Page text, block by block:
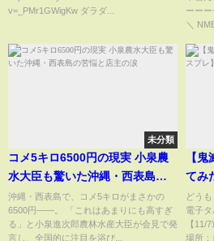
v=_PMr1GWigKw ダラダ...
ーー
＼
未分類
コメ5キロ6500円の現実 小泉農
水大臣も驚いた沖縄・西表島の
苦悩と店主の涙
沖縄・西表島で、コメ5キロがまさかの
6500円――。 「これはあまりにも高すぎ
る」と小泉進次郎農林水産大臣が会見で発
言し、全国的に注目を浴び...
【
てみ
どう
電子タ
【11/
場所：